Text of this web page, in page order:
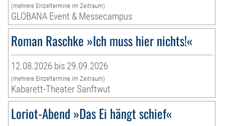
(mehrere Einzeltermine im Zeitraum)
GLOBANA Event & Messecampus
Roman Raschke »Ich muss hier nichts!«
12.08.2026 bis 29.09.2026
(mehrere Einzeltermine im Zeitraum)
Kabarett-Theater Sanftwut
Loriot-Abend »Das Ei hängt schief«